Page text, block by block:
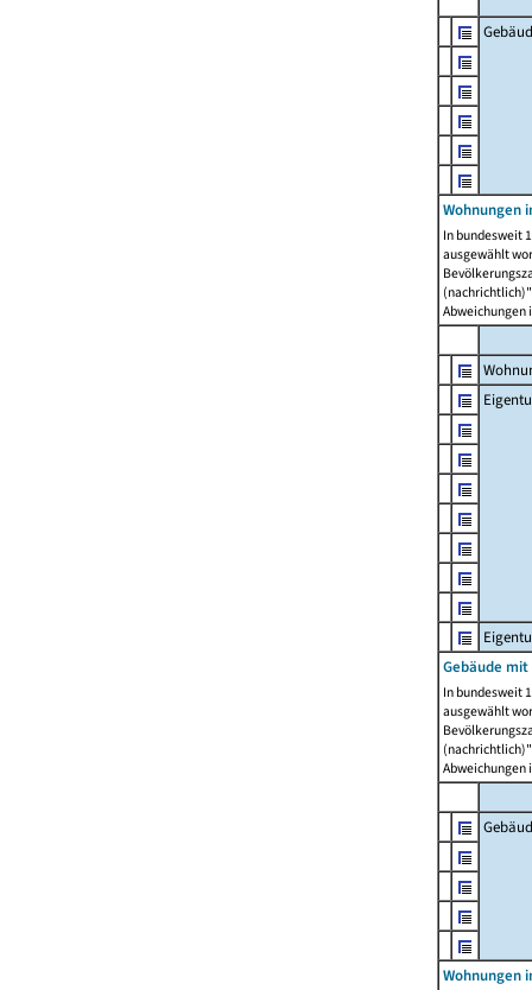
Wohnungen
In bundesweit
ausgewählt
Abweichungen
Gebäude
In bundesweit
ausgewählt
Abweichungen
Wohnungen